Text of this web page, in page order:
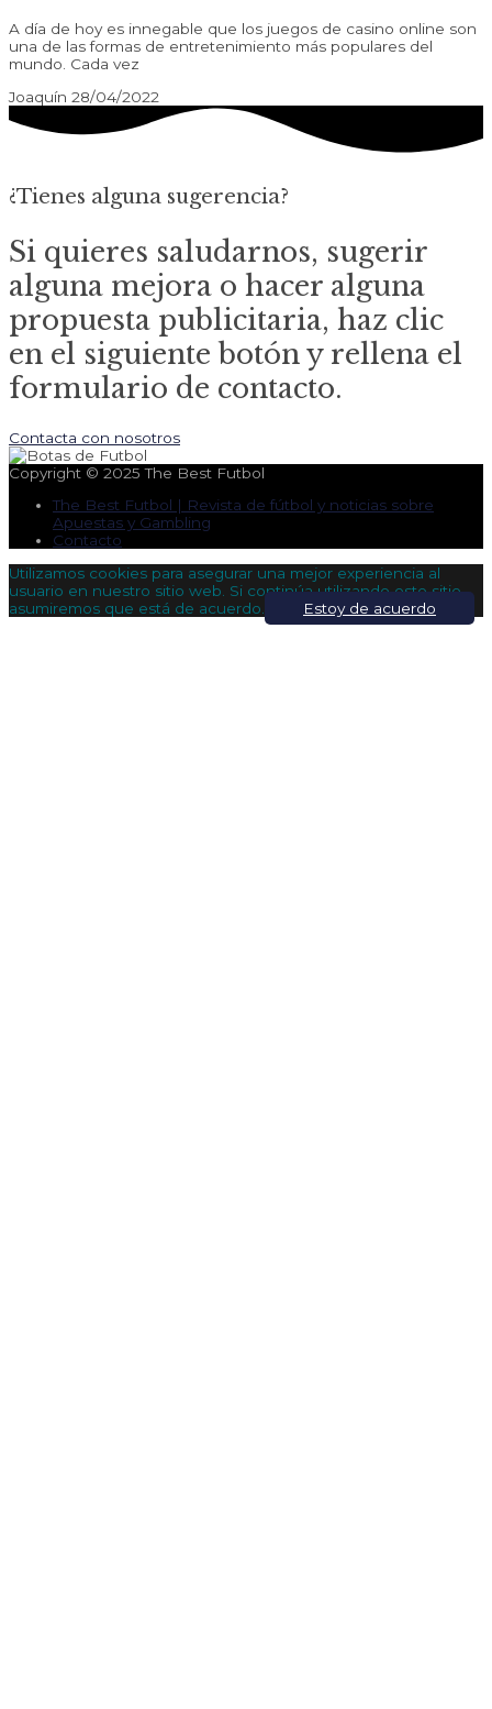
A día de hoy es innegable que los juegos de casino online son
una de las formas de entretenimiento más populares del
mundo. Cada vez
Joaquín 28/04/2022
¿Tienes alguna sugerencia?
Si quieres saludarnos, sugerir
alguna mejora o hacer alguna
propuesta publicitaria, haz clic
en el siguiente botón y rellena el
formulario de contacto.
Contacta con nosotros
Copyright © 2025The Best Futbol
The Best Futbol | Revista de fútbol y noticias sobre
Apuestas y Gambling
Contacto
Utilizamos cookies para asegurar una mejor experiencia al
usuario en nuestro sitio web. Si continúa utilizando este sitio,
asumiremos que está de acuerdo.
Estoy de acuerdo